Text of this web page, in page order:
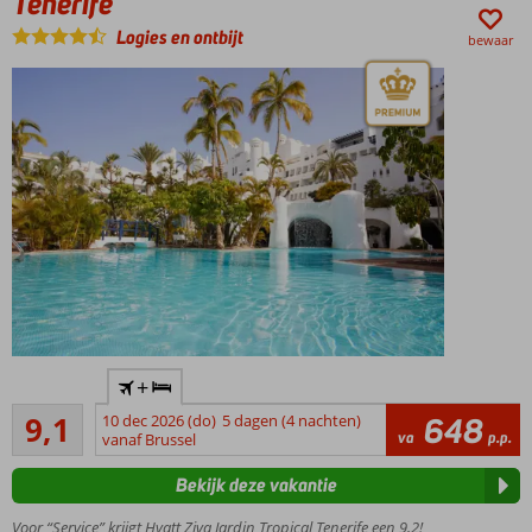
voor jong en
oud
Ontbijt of
Logies en ontbijt bewaar
Outdoor
met
uitzicht
op zee
gastronomisch
9,1
Uitstekend
24
beoordelingen
+
10 dec 2026 (do) 5 dagen (4 nachten)
vanaf Brussel
va 648 p.p.
Voor “Service” krijgt Hyatt Ziva Jardin Tropical Tenerife een 9,2!
Bekijk deze vakantie